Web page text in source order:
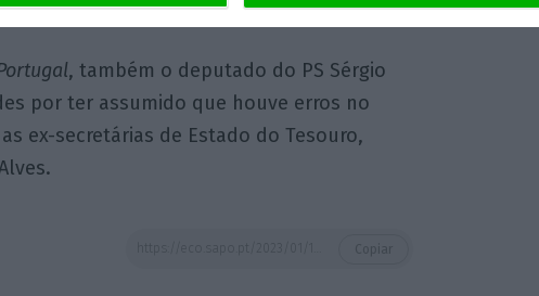
, também o deputado do PS Sérgio
por ter assumido que houve erros no
ex-secretárias de Estado do Tesouro,